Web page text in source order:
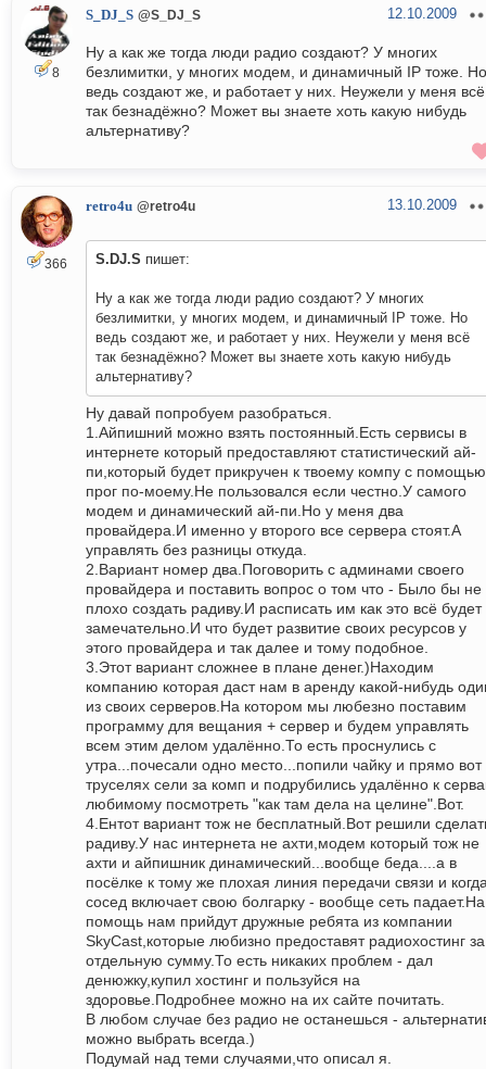
8
S_DJ_S @S_DJ_S 12.10.2009
Ну а как же тогда люди радио создают? У многих
безлимитки, у многих модем, и динамичный IP тоже. Но
ведь создают же, и работает у них. Неужели у меня всё
так безнадёжно? Может вы знаете хоть какую нибудь
альтернативу?
366
retro4u @retro4u 13.10.2009
S.DJ.S пишет:
Ну а как же тогда люди радио создают? У многих
безлимитки, у многих модем, и динамичный IP тоже. Но
ведь создают же, и работает у них. Неужели у меня всё
так безнадёжно? Может вы знаете хоть какую нибудь
альтернативу?
Ну давай попробуем разобраться.
1.Айпишний можно взять постоянный.Есть сервисы в
интернете который предоставляют статистический ай-
пи,который будет прикручен к твоему компу с помощью
прог по-моему.Не пользовался если честно.У самого
модем и динамический ай-пи.Но у меня два
провайдера.И именно у второго все сервера стоят.А
управлять без разницы откуда.
2.Вариант номер два.Поговорить с админами своего
провайдера и поставить вопрос о том что - Было бы не
плохо создать радиву.И расписать им как это всё будет
замечательно.И что будет развитие своих ресурсов у
этого провайдера и так далее и тому подобное.
3.Этот вариант сложнее в плане денег.)Находим
компанию которая даст нам в аренду какой-нибудь
из своих серверов.На котором мы любезно поставим
программу для вещания + сервер и будем управлять
всем этим делом удалённо.То есть проснулись с
утра...почесали одно место...попили чайку и прямо вот
труселях сели за комп и подрубились удалённо к
любимому посмотреть "как там дела на целине".Вот.
4.Ентот вариант тож не бесплатный.Вот решили
радиву.У нас интернета не ахти,модем который тож не
ахти и айпишник динамический...вообще беда....а в
посёлке к тому же плохая линия передачи связи и
сосед включает свою болгарку - вообще сеть падает.На
помощь нам прийдут дружные ребята из компании
SkyCast,которые любизно предоставят радиохостинг за
отдельную сумму.То есть никаких проблем - дал
денюжку,купил хостинг и пользуйся на
здоровье.Подробнее можно на их сайте почитать.
В любом случае без радио не останешься -
можно выбрать всегда.)
Подумай над теми случаями,что описал я.